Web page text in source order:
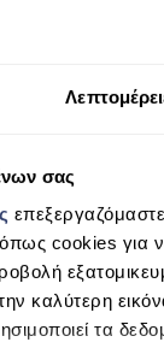
σας
όπως cookies
καλύτερη
τα